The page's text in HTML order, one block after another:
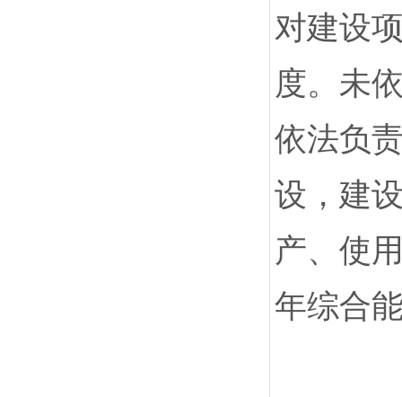
对建设
度。未
依法负
设，建
产、使
年综合